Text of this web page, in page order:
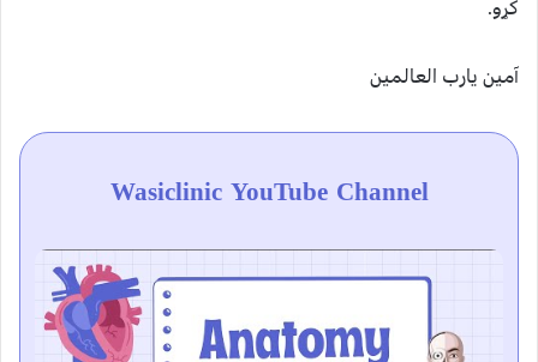
کړو.
آمين يارب العالمين
Wasiclinic YouTube Channel